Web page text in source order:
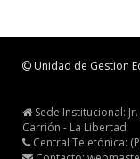
Unidad de Gestion
Sede Institucional:
Carrión - La Libertad
Central Telefónica: